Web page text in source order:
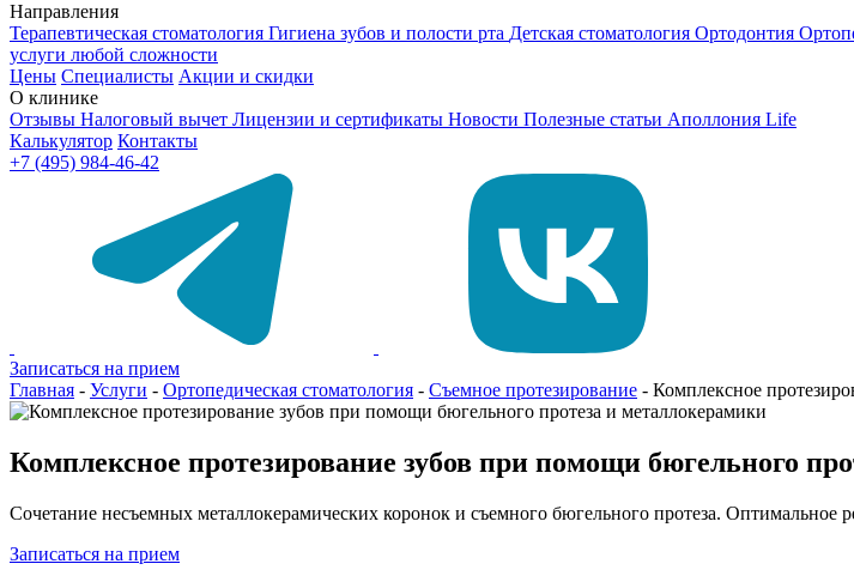
Направления
Терапевтическая стоматология Гигиена зубов и полости рта Детская стоматология Ортодонтия
услуги любой сложности
Цены Специалисты Акции и скидки
О клинике
Отзывы Налоговый вычет Лицензии и сертификаты Новости Полезные статьи Аполлония Life
Калькулятор Контакты
+7 (495) 984-46-42
Записаться на прием
Главная - Услуги - Ортопедическая стоматология - Съемное протезирование - Комплексное
Комплексное протезирование зубов при помощи бюгельного
Сочетание несъемных металлокерамических коронок и съемного бюгельного протеза. Оптимальное
Записаться на прием